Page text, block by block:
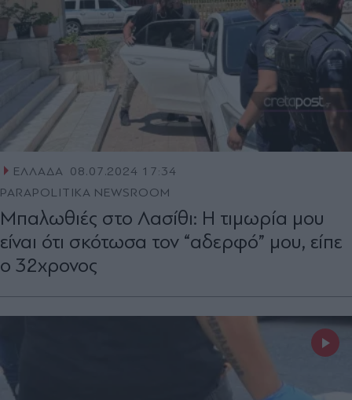
ΕΛΛΑΔΑ 08.07.2024 17:34
PARAPOLITIKA NEWSROOM
Μπαλωθιές στο Λασίθι: Η τιμωρία μου
είναι ότι σκότωσα τον “αδερφό” μου, είπε
ο 32χρονος